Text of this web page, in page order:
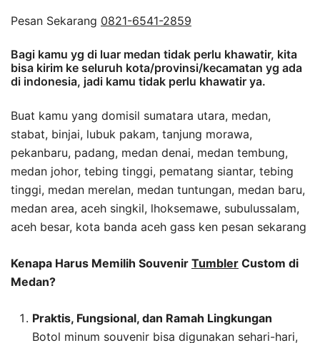
Pesan Sekarang 0821-6541-2859
Bagi kamu yg di luar medan tidak perlu khawatir, kita
bisa kirim ke seluruh kota/provinsi/kecamatan yg ada
di indonesia, jadi kamu tidak perlu khawatir ya.
Buat kamu yang domisil sumatara utara, medan,
stabat, binjai, lubuk pakam, tanjung morawa,
pekanbaru, padang, medan denai, medan tembung,
medan johor, tebing tinggi, pematang siantar, tebing
tinggi, medan merelan, medan tuntungan, medan baru,
medan area, aceh singkil, lhoksemawe, subulussalam,
aceh besar, kota banda aceh gass ken pesan sekarang
Kenapa Harus Memilih Souvenir Tumbler Custom di
Medan?
Praktis, Fungsional, dan Ramah Lingkungan
Botol minum souvenir bisa digunakan sehari-hari,